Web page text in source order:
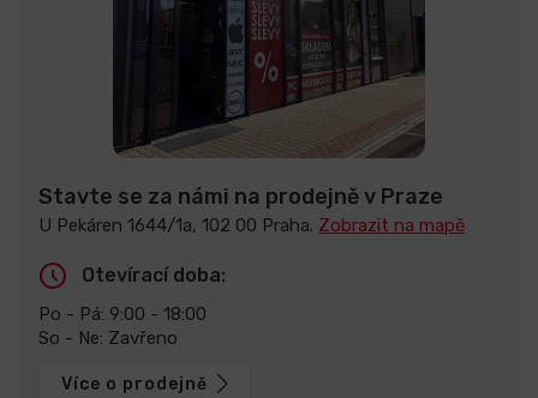
Stavte se za námi na prodejně v Praze
U Pekáren 1644/1a, 102 00 Praha. Zobrazit na mapě
Otevírací doba:
Po - Pá: 9:00 - 18:00
So - Ne: Zavřeno
Více o prodejně